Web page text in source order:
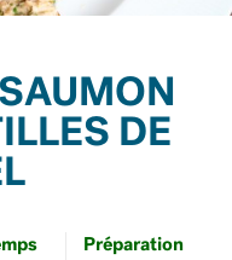
DE
Préparation